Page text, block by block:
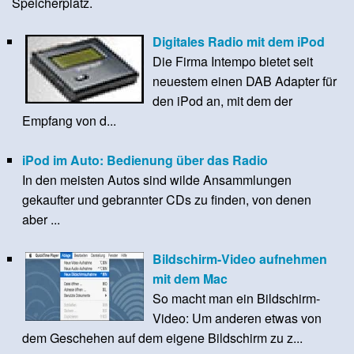
Digitales Radio mit dem iPod
Die Firma Intempo bietet seit
neuestem einen DAB Adapter für
den iPod an, mit dem der
Empfang von d...
iPod im Auto: Bedienung über das Radio
In den meisten Autos sind wilde Ansammlungen
gekaufter und gebrannter CDs zu finden, von denen
aber ...
Bildschirm-Video aufnehmen
mit dem Mac
So macht man ein Bildschirm-
Video: Um anderen etwas von
dem Geschehen auf dem eigene Bildschirm zu z...